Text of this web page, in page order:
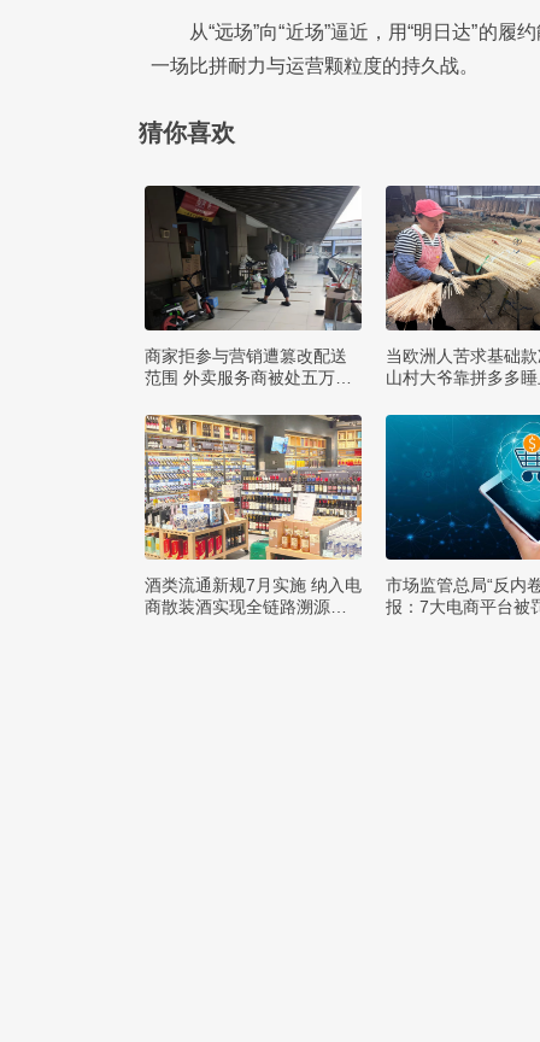
从“远场”向“近场”逼近，用“明日达”的
一场比拼耐力与运营颗粒度的持久战。
猜你喜欢
商家拒参与营销遭篡改配送
范围 外卖服务商被处五万罚
当欧洲人苦求基础
山村大爷靠拼多多
酒类流通新规7月实施 纳入电
商散装酒实现全链路溯源监
市场监管总局“反内
报：7大电商平台被